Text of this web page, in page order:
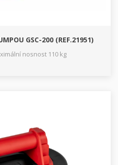
GSC-200 (REF.21951)
nosnost 110 kg